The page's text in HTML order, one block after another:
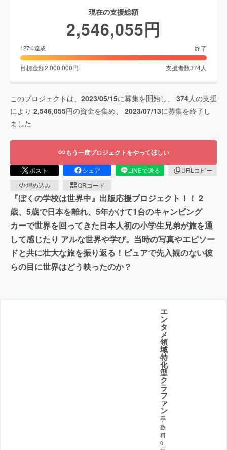
現在の支援総額
2,546,055円
127%達成 終了
目標金額2,000,000円 支援者数374人
このプロジェクトは、 2023/05/15に募集を開始し、 374人の支援
により 2,546,055円の資金を集め、 2023/07/13に募集を終了し
ました
もう一度プロジェクトをやってほしい
ポスト シェア LINEで送る
URLコピー
埋め込み
QRコード
『ぼくの学校は世界中』出版応援プロジェクト！！ 2
歳、5歳で日本を離れ、5年かけて1台のキャンピング
カーで世界を回ってきた日本人初の小学生兄弟が旅を通
して感じたり アルな世界や学び。当時の写真やエピソー
ドと共に壮大な旅を振り返る！ピュアで先入観のない彼
らの目に世界はどう映ったのか？
エ
ン
タ
メ
領
域
特
化
型
ク
ラ
フ
ァ
ン
手
数
料
0